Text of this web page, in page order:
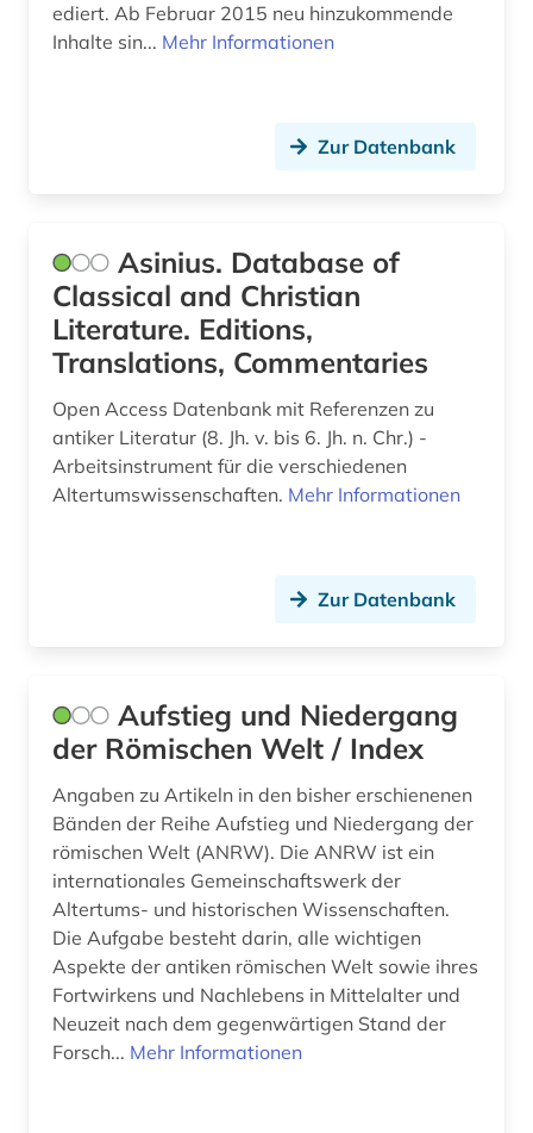
koptisch (3)
kulturwissenschaften (4)
kunst (1)
kupferstich (1)
künstlerdatenbank (1)
latein (31)
lateinisch (1)
majuskel (1)
manuskript (2)
metrik (1)
midrasch (1)
minuskel (1)
ediert. Ab Februar 2015 neu hinzukommende
Inhalte sin... Mehr Informationen
Zur Datenbank
Asinius. Database of
Classical and Christian
Literature. Editions,
Translations, Commentaries
Open Access Datenbank mit Referenzen zu
antiker Literatur (8. Jh. v. bis 6. Jh. n. Chr.) -
Arbeitsinstrument für die verschiedenen
Altertumswissenschaften. Mehr Informationen
Zur Datenbank
Aufstieg und Niedergang
der Römischen Welt / Index
Angaben zu Artikeln in den bisher erschienenen
Bänden der Reihe Aufstieg und Niedergang der
römischen Welt (ANRW). Die ANRW ist ein
internationales Gemeinschaftswerk der
Altertums- und historischen Wissenschaften.
Die Aufgabe besteht darin, alle wichtigen
Aspekte der antiken römischen Welt sowie ihres
Fortwirkens und Nachlebens in Mittelalter und
Neuzeit nach dem gegenwärtigen Stand der
Forsch... Mehr Informationen